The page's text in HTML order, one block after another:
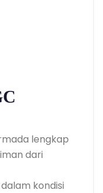
lengkap
dari
kondisi